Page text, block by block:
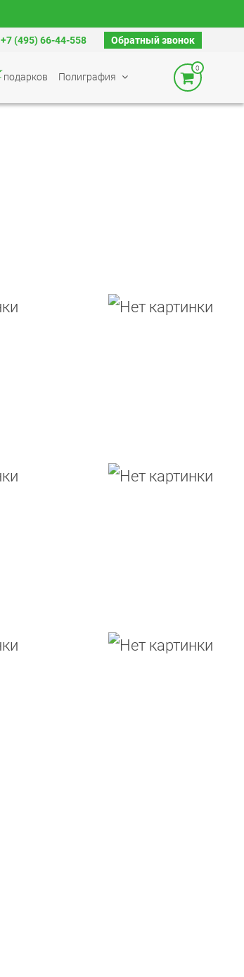
+7 (495) 66-44-558 Обратный звонок
подарков Полиграфия
0